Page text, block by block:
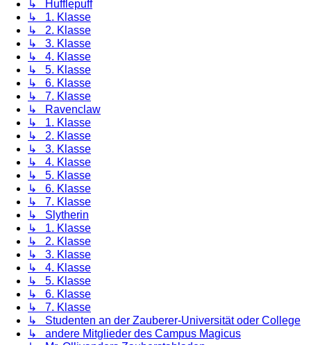
↳ Hufflepuff
↳ 1. Klasse
↳ 2. Klasse
↳ 3. Klasse
↳ 4. Klasse
↳ 5. Klasse
↳ 6. Klasse
↳ 7. Klasse
↳ Ravenclaw
↳ 1. Klasse
↳ 2. Klasse
↳ 3. Klasse
↳ 4. Klasse
↳ 5. Klasse
↳ 6. Klasse
↳ 7. Klasse
↳ Slytherin
↳ 1. Klasse
↳ 2. Klasse
↳ 3. Klasse
↳ 4. Klasse
↳ 5. Klasse
↳ 6. Klasse
↳ 7. Klasse
↳ Studenten an der Zauberer-Universität oder College
↳ andere Mitglieder des Campus Magicus